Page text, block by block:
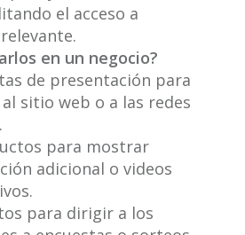
el acceso a
en un negocio?
de presentación para
sitio web o a las redes
para mostrar
adicional o videos
para dirigir a los